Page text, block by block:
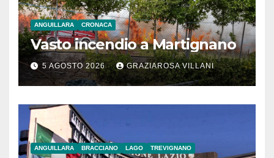
ANGUILLARA CRONACA
Vasto incendio a Martignano
5 AGOSTO 2026 GRAZIAROSA VILLANI
ANGUILLARA BRACCIANO LAGO TREVIGNANO